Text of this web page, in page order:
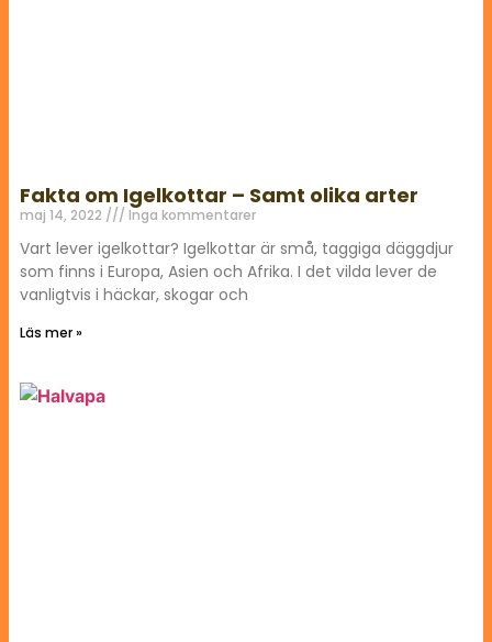
Fakta om Igelkottar – Samt olika arter
maj 14, 2022 Inga kommentarer
Vart lever igelkottar? Igelkottar är små, taggiga däggdjur
som finns i Europa, Asien och Afrika. I det vilda lever de
vanligtvis i häckar, skogar och
Läs mer »